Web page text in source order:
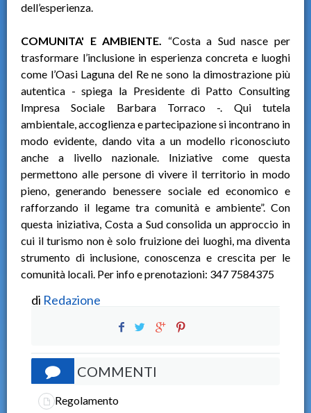
dell’esperienza.
COMUNITA' E AMBIENTE. “Costa a Sud nasce per
trasformare l’inclusione in esperienza concreta e luoghi
come l’Oasi Laguna del Re ne sono la dimostrazione più
autentica - spiega la Presidente di Patto Consulting
Impresa Sociale Barbara Torraco -. Qui tutela
ambientale, accoglienza e partecipazione si incontrano in
modo evidente, dando vita a un modello riconosciuto
anche a livello nazionale. Iniziative come questa
permettono alle persone di vivere il territorio in modo
pieno, generando benessere sociale ed economico e
rafforzando il legame tra comunità e ambiente”. Con
questa iniziativa, Costa a Sud consolida un approccio in
cui il turismo non è solo fruizione dei luoghi, ma diventa
strumento di inclusione, conoscenza e crescita per le
comunità locali. Per info e prenotazioni: 347 7584375
di Redazione
COMMENTI
Regolamento